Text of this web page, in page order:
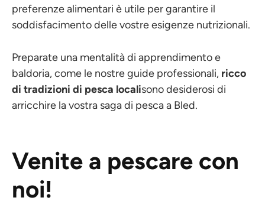
preferenze alimentari è utile per garantire il
soddisfacimento delle vostre esigenze nutrizionali.
Preparate una mentalità di apprendimento e
baldoria, come le nostre guide professionali, ricco
di tradizioni di pesca localisono desiderosi di
arricchire la vostra saga di pesca a Bled.
Venite a pescare con
noi!